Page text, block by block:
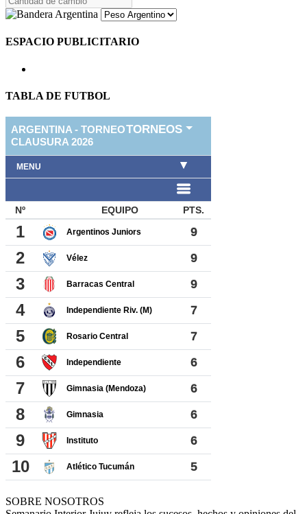
ESPACIO PUBLICITARIO
TABLA DE FUTBOL
SOBRE NOSOTROS